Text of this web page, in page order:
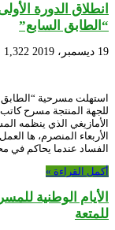
انطلاق الدورة
“الطابق السابع”
19 ديسمبر، 2019 1,322
استهلت مسرحية
للجهة المنتجة مسرح
الأمازيغي الذي ينظمه
الأربعاء المنصرم، ها
الفساد عندما يحاكم في
أكمل القراءة »
الأيام الوطنية
للمتعة